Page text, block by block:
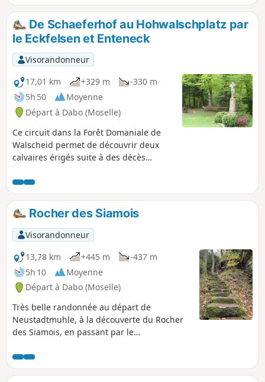
De Schaeferhof au Hohwalschplatz par
le Eckfelsen et Enteneck
Visorandonneur
17,01 km
+329 m
-330 m
5h 50
Moyenne
Départ à Dabo (Moselle)
Ce circuit dans la Forêt Domaniale de
Walscheid permet de découvrir deux
calvaires érigés suite à des décès
gallo-romain très bien préservé, une
superbe vue sur la Chapelle Saint-Léon
du Dabo et un beau rocher d'escalade.
Le retour le long de la Zorn en fait une
promenade très bucolique.
Rocher des Siamois
Visorandonneur
13,78 km
+445 m
-437 m
5h 10
Moyenne
Départ à Dabo (Moselle)
Très belle randonnée au départ de
Neustadtmuhle, à la découverte du Rocher
des Siamois, en passant par le
Geisterfelsen. Une grande partie de la
randonnée se pratique en forêt sur de